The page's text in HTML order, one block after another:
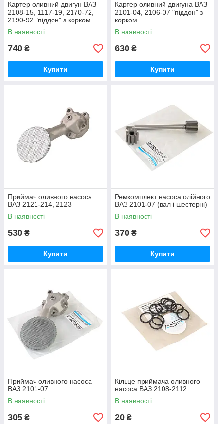
Картер оливний двигун ВАЗ
2108-15, 1117-19, 2170-72,
2190-92 "піддон" з корком
В наявності
740 ₴
Купити
Картер оливний двигуна ВАЗ
2101-04, 2106-07 "піддон" з
корком
В наявності
630 ₴
Купити
Приймач оливного насоса
ВАЗ 2121-214, 2123
В наявності
530 ₴
Купити
Ремкомплект насоса олійного
ВАЗ 2101-07 (вал і шестерні)
В наявності
370 ₴
Купити
Приймач оливного насоса
ВАЗ 2101-07
В наявності
305 ₴
Кільце приймача оливного
насоса ВАЗ 2108-2112
В наявності
20 ₴